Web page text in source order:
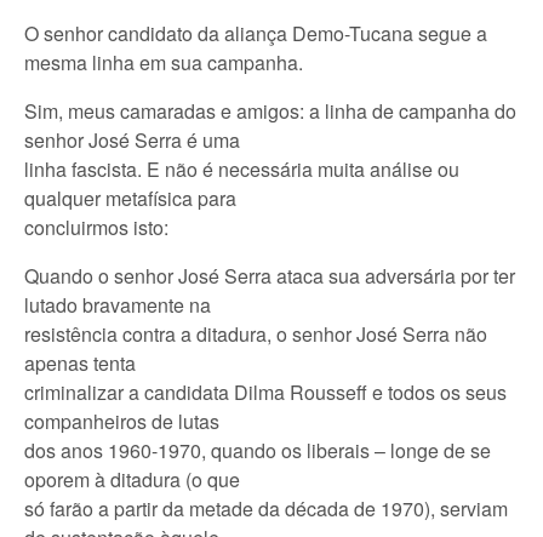
O senhor candidato da aliança Demo-Tucana segue a
mesma linha em sua campanha.
Sim, meus camaradas e amigos: a linha de campanha do
senhor José Serra é uma
linha fascista. E não é necessária muita análise ou
qualquer metafísica para
concluirmos isto:
Quando o senhor José Serra ataca sua adversária por ter
lutado bravamente na
resistência contra a ditadura, o senhor José Serra não
apenas tenta
criminalizar a candidata Dilma Rousseff e todos os seus
companheiros de lutas
dos anos 1960-1970, quando os liberais – longe de se
oporem à ditadura (o que
só farão a partir da metade da década de 1970), serviam